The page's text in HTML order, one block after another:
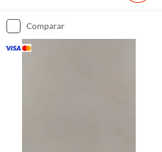
comparar